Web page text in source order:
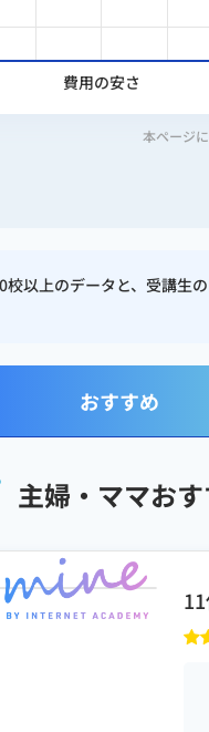
費用の安さ
本ページ
以上のデータと、受講
おすすめ
主婦・ママお